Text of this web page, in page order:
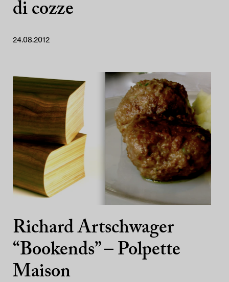
di cozze
24.08.2012
Richard Artschwager
“Bookends” – Polpette
Maison